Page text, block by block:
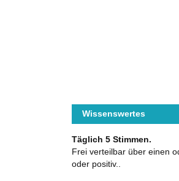
Wissenswertes
Täglich 5 Stimmen.
Frei verteilbar über einen
oder positiv..